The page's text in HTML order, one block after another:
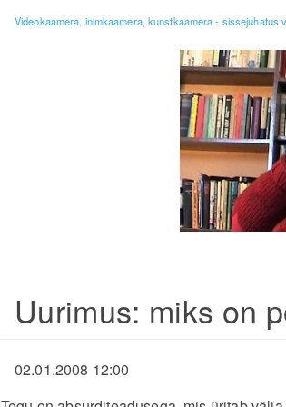
Videokaamera, inimkaamera, kunstkaamera - sissejuhatus
Uurimus: miks on
02.01.2008 12:00